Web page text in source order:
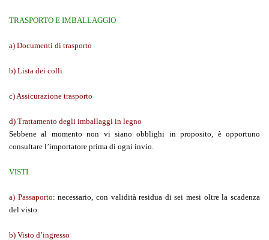
TRASPORTO E IMBALLAGGIO
a) Documenti di trasporto
b) Lista dei colli
c) Assicurazione trasporto
d) Trattamento degli imballaggi in legno
Sebbene al momento non vi siano obblighi in proposito, è opportuno
consultare l’importatore prima di ogni invio.
VISTI
a) Passaporto:necessario, con validità residua di sei mesi oltre la scadenza
del visto.
b) Visto d’ingresso